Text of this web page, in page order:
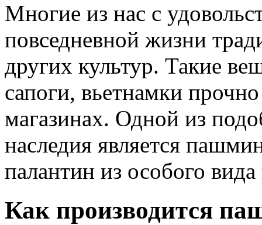
Многие из нас с
повседневной жизни
других культур. Такие
сапоги, вьетнамки
магазинах. Одной из
наследия является
палантин из особого
Как производится